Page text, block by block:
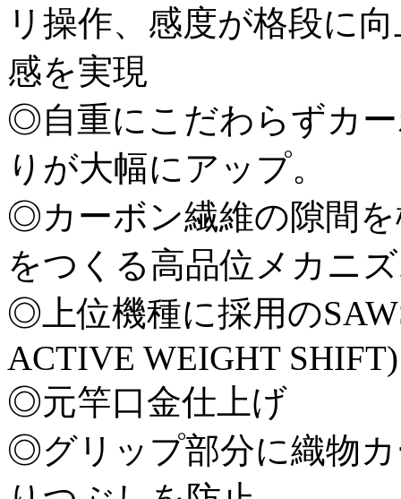
リ操作、感度が格段に
感を実現
◎自重にこだわらずカ
りが大幅にアップ。
◎カーボン繊維の隙間
をつくる高品位メカニ
◎上位機種に採用の
ACTIVE WEIGHT SHIFT)
◎元竿口金仕上げ
◎グリップ部分に織物